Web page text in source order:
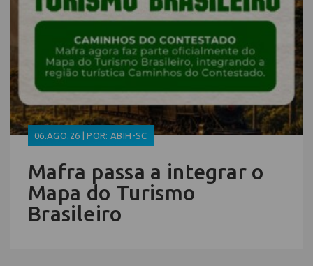
06.AGO.26 | POR: ABIH-SC
Mafra passa a integrar o
Mapa do Turismo
Brasileiro